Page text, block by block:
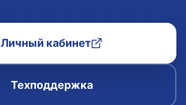
Личный кабинет
Техподдержка